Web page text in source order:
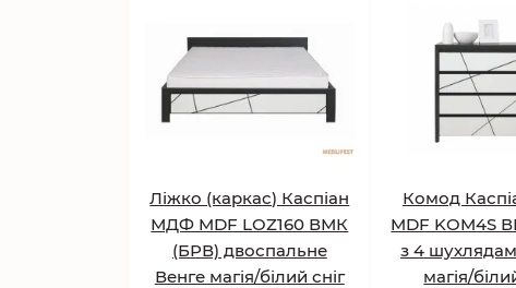
Ліжко (каркас) Каспіан
МДФ MDF LOZ160 ВМК
(БРВ) двоспальне
Венге магія/білий сніг
Комод
MDF KOM4S
з 4
магія/